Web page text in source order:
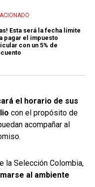
Esta será la fecha límite
pagar el impuesto
con un 5% de
el horario de sus
con el propósito de
acompañar al
la Selección Colombia,
al ambiente